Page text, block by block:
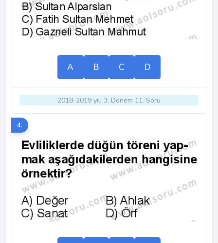
A B C D
2018-2019 yılı 3. Dönem 11. Soru
4.